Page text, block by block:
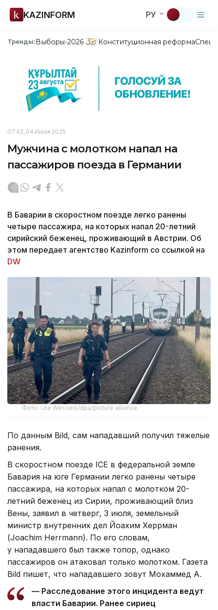
KAZINFORM РУ
Тренды:Выборы-2026 Конституционная реформа
07:42, 04 Июля 2025
Мужчина с молотком напал на
пассажиров поезда в Германии
В Баварии в скоростном поезде легко ранены
четыре пассажира, на которых напал 20-летний
сирийский беженец, проживающий в Австрии. Об
этом передает агентство Kazinform со ссылкой на
DW
Фото: Ute Wessels/dpa/picture alliance
По данным Bild, сам нападавший получил тяжелые
ранения.
В скоростном поезде ICE в федеральной земле
Бавария на юге Германии легко ранены четыре
пассажира, на которых напал с молотком 20-
летний беженец из Сирии, проживающий близ
Вены, заявил в четверг, 3 июля, земельный
министр внутренних дел Йоахим Херрман
(Joachim Herrmann). По его словам,
у нападавшего был также топор, однако
пассажиров он атаковал только молотком. Газета
Bild пишет, что нападавшего зовут Мохаммед А.
— Расследование этого инцидента ведут
власти Баварии. Ранее сириец